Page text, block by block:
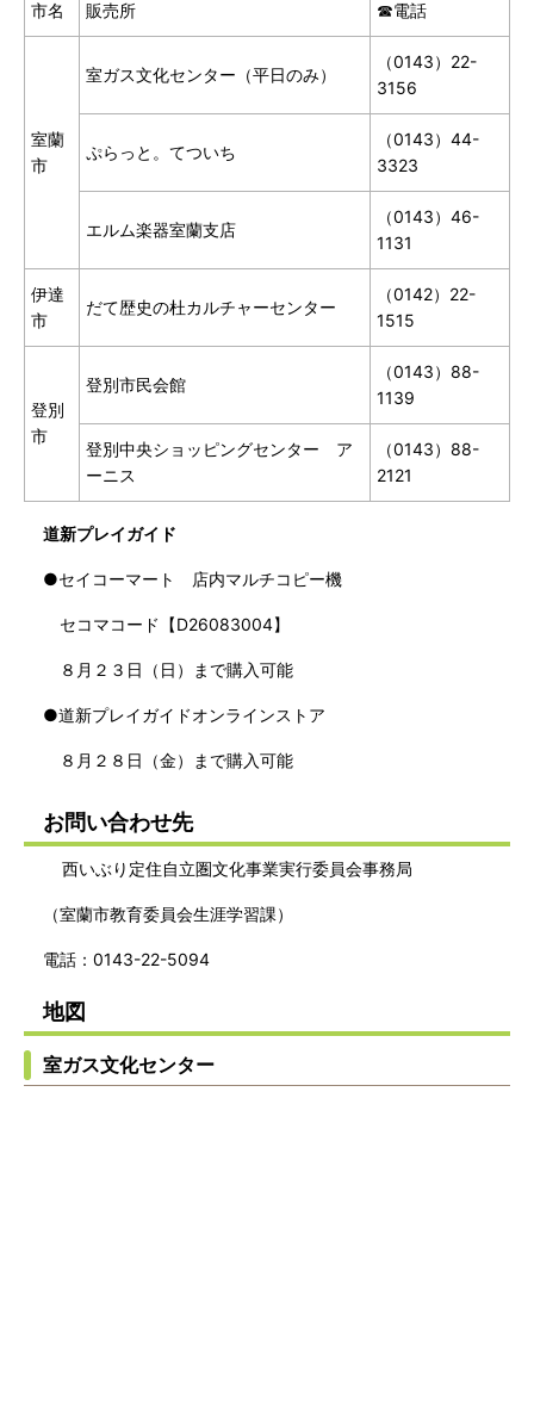
市名 販売所 ☎電話
室蘭
市
室ガス文化センター（平日のみ）
（0143）22-
3156
ぷらっと。てついち
（0143）44-
3323
エルム楽器室蘭支店
（0143）46-
1131
伊達
市
だて歴史の杜カルチャーセンター
（0142）22-
1515
登別
市
登別市民会館
（0143）88-
1139
登別中央ショッピングセンター ア
ーニス
（0143）88-
2121
道新プレイガイド
●セイコーマート 店内マルチコピー機
セコマコード【D26083004】
８月２３日（日）まで購入可能
●道新プレイガイドオンラインストア
８月２８日（金）まで購入可能
お問い合わせ先
西いぶり定住自立圏文化事業実行委員会事務局
（室蘭市教育委員会生涯学習課）
電話：0143-22-5094
地図
室ガス文化センター